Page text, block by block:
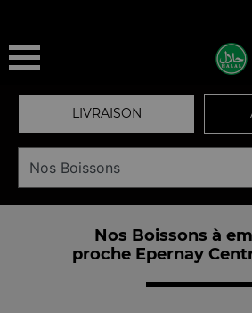
LIVRAISON
Nos Boissons à
proche Epernay